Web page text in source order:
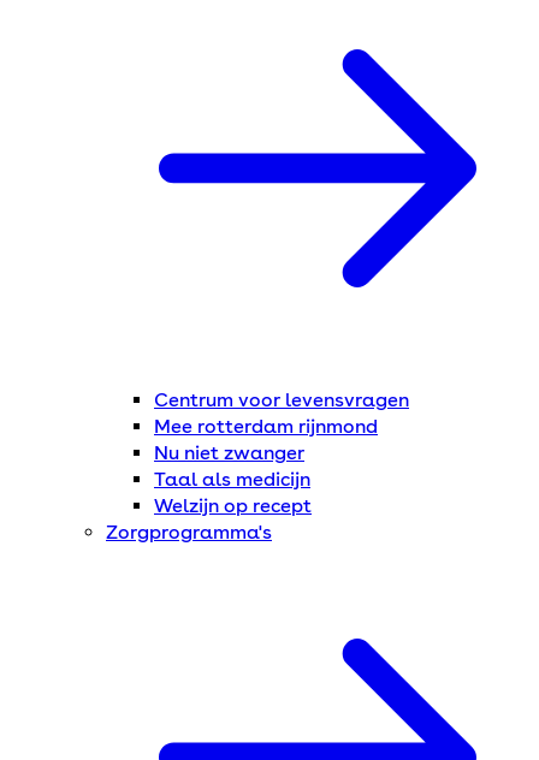
Centrum voor levensvragen
Mee rotterdam rijnmond
Nu niet zwanger
Taal als medicijn
Welzijn op recept
Zorgprogramma's